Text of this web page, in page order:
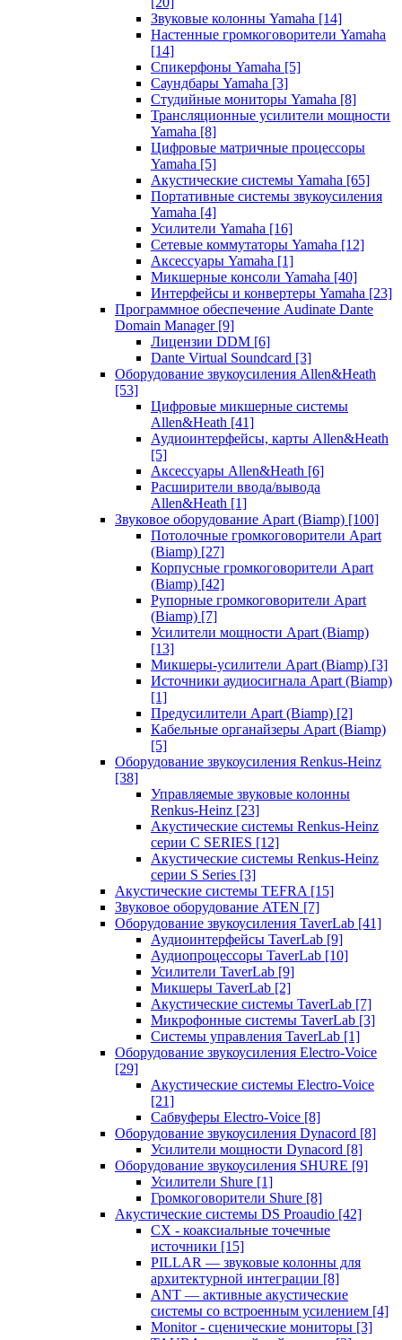
Звуковые колонны Yamaha [14]
Настенные громкоговорители Yamaha
[14]
Спикерфоны Yamaha [5]
Саундбары Yamaha [3]
Студийные мониторы Yamaha [8]
Трансляционные усилители мощности
Yamaha [8]
Цифровые матричные процессоры
Yamaha [5]
Акустические системы Yamaha [65]
Портативные системы звукоусиления
Yamaha [4]
Усилители Yamaha [16]
Сетевые коммутаторы Yamaha [12]
Аксессуары Yamaha [1]
Микшерные консоли Yamaha [40]
Интерфейсы и конвертеры Yamaha [23]
Программное обеспечение Audinate Dante
Domain Manager [9]
Лицензии DDM [6]
Dante Virtual Soundcard [3]
Оборудование звукоусиления Allen&Heath
[53]
Цифровые микшерные системы
Allen&Heath [41]
Аудиоинтерфейсы, карты Allen&Heath
[5]
Аксессуары Allen&Heath [6]
Расширители ввода/вывода
Allen&Heath [1]
Звуковое оборудование Apart (Biamp) [100]
Потолочные громкоговорители Apart
(Biamp) [27]
Корпусные громкоговорители Apart
(Biamp) [42]
Рупорные громкоговорители Apart
(Biamp) [7]
Усилители мощности Apart (Biamp)
[13]
Микшеры-усилители Apart (Biamp) [3]
Источники аудиосигнала Apart (Biamp)
[1]
Предусилители Apart (Biamp) [2]
Кабельные органайзеры Apart (Biamp)
[5]
Оборудование звукоусиления Renkus-Heinz
[38]
Управляемые звуковые колонны
Renkus-Heinz [23]
Акустические системы Renkus-Heinz
серии C SERIES [12]
Акустические системы Renkus-Heinz
серии S Series [3]
Акустические системы TEFRA [15]
Звуковое оборудование ATEN [7]
Оборудование звукоусиления TaverLab [41]
Аудиоинтерфейсы TaverLab [9]
Аудиопроцессоры TaverLab [10]
Усилители TaverLab [9]
Микшеры TaverLab [2]
Акустические системы TaverLab [7]
Микрофонные системы TaverLab [3]
Системы управления TaverLab [1]
Оборудование звукоусиления Electro-Voice
[29]
Акустические системы Electro-Voice
[21]
Сабвуферы Electro-Voice [8]
Оборудование звукоусиления Dynacord [8]
Усилители мощности Dynacord [8]
Оборудование звукоусиления SHURE [9]
Усилители Shure [1]
Громкоговорители Shure [8]
Акустические системы DS Proaudio [42]
CX - коаксиальные точечные
источники [15]
PILLAR — звуковые колонны для
архитектурной интеграции [8]
ANT — активные акустические
системы со встроенным усилением [4]
Monitor - сценические мониторы [3]